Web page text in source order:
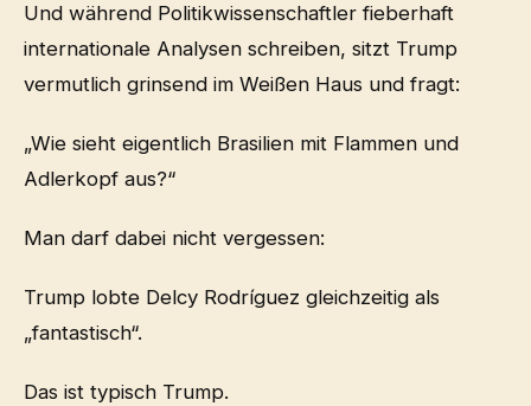
Und während Politikwissenschaftler fieberhaft
internationale Analysen schreiben, sitzt Trump
vermutlich grinsend im Weißen Haus und fragt:
„Wie sieht eigentlich Brasilien mit Flammen und
Adlerkopf aus?“
Man darf dabei nicht vergessen:
Trump lobte Delcy Rodríguez gleichzeitig als
„fantastisch“.
Das ist typisch Trump.